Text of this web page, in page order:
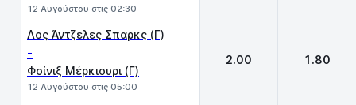
12 Αυγούστου στις 02:30
Λος Άντζελες Σπαρκς (Γ)
-
Φοίνιξ Μέρκιουρι (Γ)
12 Αυγούστου στις 05:00
2.00 1.80